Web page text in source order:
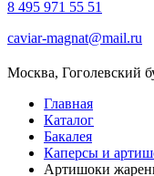
8 495 971 55 51
caviar-magnat@mail.ru
Москва, Гоголевский
Главная
Каталог
Бакалея
Каперсы и
Артишоки